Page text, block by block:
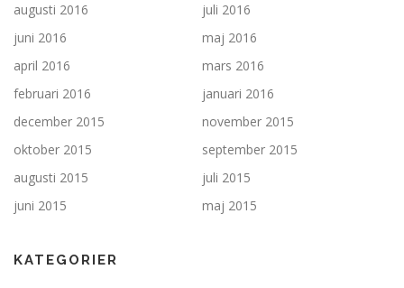
augusti 2016
juli 2016
juni 2016
maj 2016
april 2016
mars 2016
februari 2016
januari 2016
december 2015
november 2015
oktober 2015
september 2015
augusti 2015
juli 2015
juni 2015
maj 2015
KATEGORIER